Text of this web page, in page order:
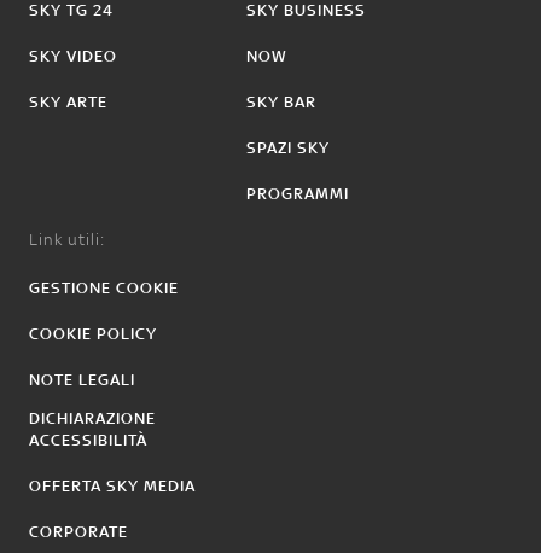
SKY TG 24
SKY VIDEO
SKY ARTE
SKY BUSINESS
NOW
SKY BAR
SPAZI SKY
PROGRAMMI
Link utili:
GESTIONE COOKIE
COOKIE POLICY
NOTE LEGALI
DICHIARAZIONE
ACCESSIBILITÀ
OFFERTA SKY MEDIA
CORPORATE